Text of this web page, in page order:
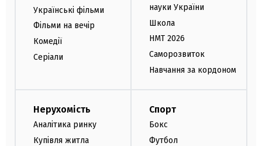
Українські фільми
Фільми на вечір
Комедії
Серіали
науки України
Школа
НМТ 2026
Саморозвиток
Навчання за кордоном
Нерухомість
Аналітика ринку
Купівля житла
Спорт
Бокс
Футбол